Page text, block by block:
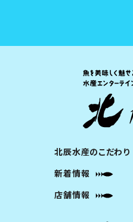
北辰水産のこだわり
新着情報
店舗情報